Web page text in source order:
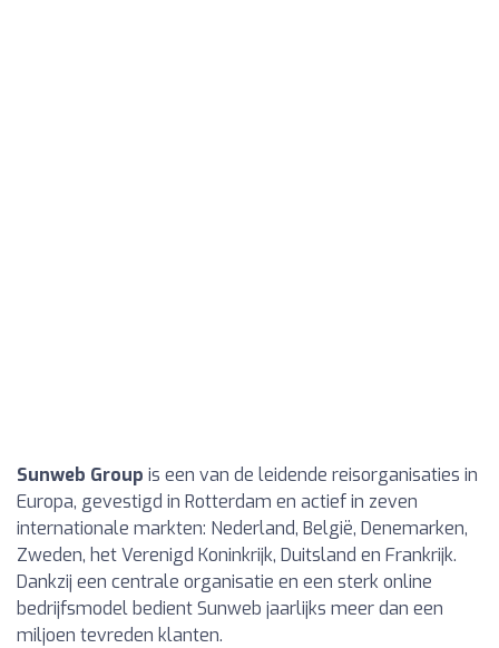
Sunweb Group is een van de leidende reisorganisaties in
Europa, gevestigd in Rotterdam en actief in zeven
internationale markten: Nederland, België, Denemarken,
Zweden, het Verenigd Koninkrijk, Duitsland en Frankrijk.
Dankzij een centrale organisatie en een sterk online
bedrijfsmodel bedient Sunweb jaarlijks meer dan een
miljoen tevreden klanten.